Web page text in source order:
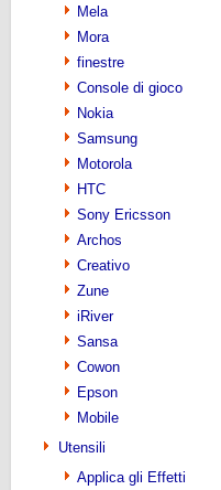
Mela
Mora
finestre
Console di gioco
Nokia
Samsung
Motorola
HTC
Sony Ericsson
Archos
Creativo
Zune
iRiver
Sansa
Cowon
Epson
Mobile
Utensili
Applica gli Effetti